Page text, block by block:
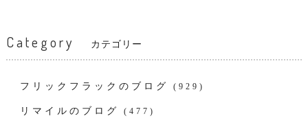
Category カテゴリー
フリックフラックのブログ (929)
リマイルのブログ (477)